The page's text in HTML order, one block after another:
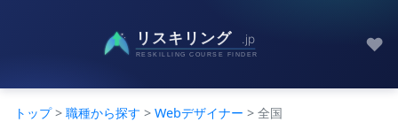
♥
トップ> 職種から探す > Webデザイナー > 全国